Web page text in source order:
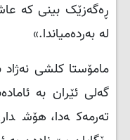
ڕەگەزێک بینی کە
لە بەردەمیاندا.»
مامۆستا کلشی
گەلی ئێران بە
تەرمەکەدا،